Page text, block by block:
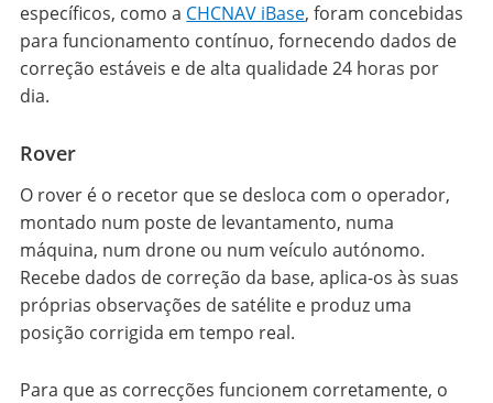
específicos, como a CHCNAV iBase, foram concebidas
para funcionamento contínuo, fornecendo dados de
correção estáveis e de alta qualidade 24 horas por
dia.
Rover
O rover é o recetor que se desloca com o operador,
montado num poste de levantamento, numa
máquina, num drone ou num veículo autónomo.
Recebe dados de correção da base, aplica-os às suas
próprias observações de satélite e produz uma
posição corrigida em tempo real.
Para que as correcções funcionem corretamente, o